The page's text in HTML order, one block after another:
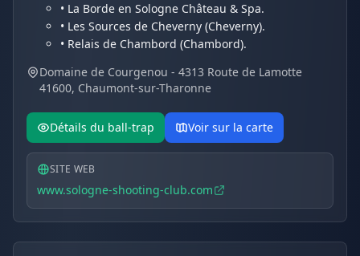
• La Borde en Sologne Château & Spa.
• Les Sources de Cheverny (Cheverny).
• Relais de Chambord (Chambord).
• Les Hayes en Sologne (Fontaines-en-Sologne).
• Hotel Restaurant Le Vieux Fusil.
Domaine de Courgenou - 4313 Route de Lamotte
41600, Chaumont-sur-Tharonne
Détails du ball-trap Voir sur la carte
SITE WEB
www.sologne-shooting-club.com